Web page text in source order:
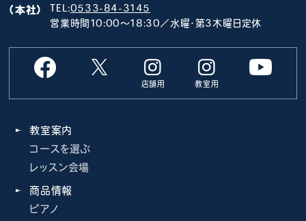
（本社）
TEL:0533-84-3145
営業時間10:00～18:30／水曜･第3木曜日定休
店舗用 教室用
教室案内
コースを選ぶ
レッスン会場
商品情報
ピアノ